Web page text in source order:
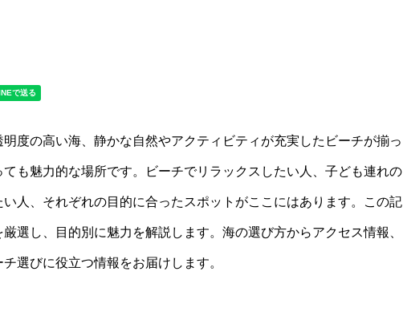
度の高い海、静かな自然やアクティビティが充実したビーチが揃っ
も魅力的な場所です。ビーチでリラックスしたい人、子ども連れの
人、それぞれの目的に合ったスポットがここにはあります。この記
選し、目的別に魅力を解説します。海の選び方からアクセス情報、
選びに役立つ情報をお届けします。